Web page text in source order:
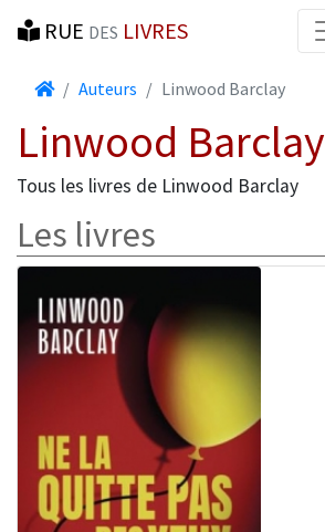
RUE DES LIVRES
AccueilAuteurs Linwood Barclay
Linwood Barclay
Tous les livres de Linwood Barclay
Les livres